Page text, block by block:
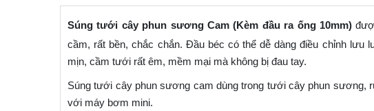
Súng tưới cây phun sương Cam (Kèm đầu ra ống 10mm)
cầm, rất bền, chắc chắn. Đầu béc có thể dễ dàng điều chỉnh
mịn, cầm tưới rất êm, mềm mại mà không bị đau tay.
Súng tưới cây phun sương cam dùng trong tưới cây phun
với máy bơm mini.